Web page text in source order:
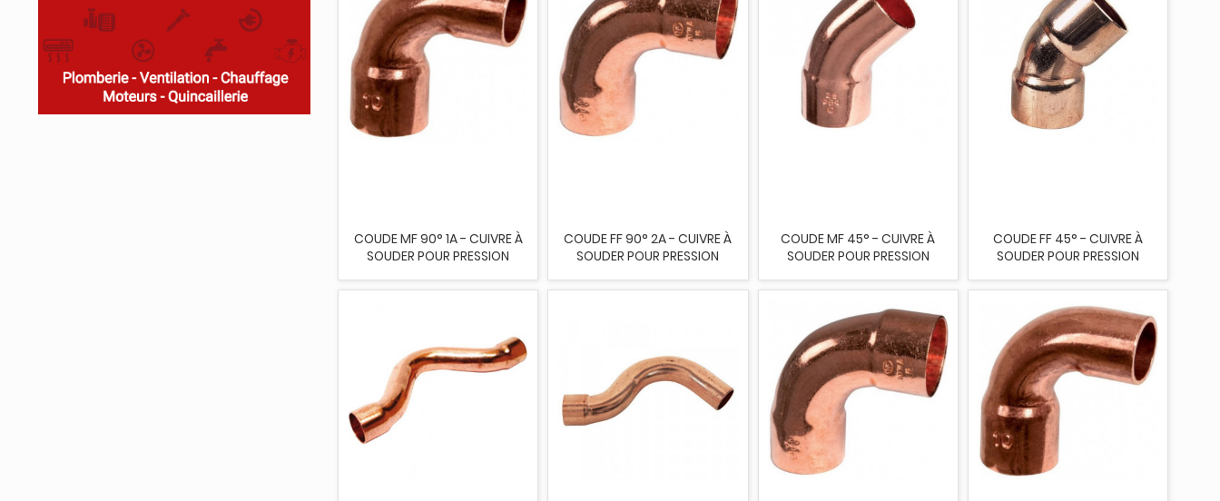
COUDE MF 90° 1A - CUIVRE À
SOUDER POUR PRESSION
COUDE FF 90° 2A - CUIVRE À
SOUDER POUR PRESSION
COUDE MF 45° - CUIVRE À
SOUDER POUR PRESSION
COUDE FF 45° - CUIVRE À
SOUDER POUR PRESSION